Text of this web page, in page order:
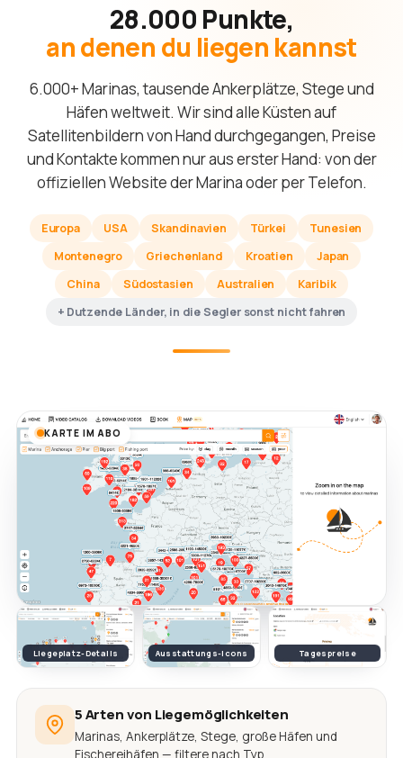
28.000 Punkte,
an denen du liegen kannst
6.000+ Marinas, tausende Ankerplätze, Stege und
Häfen weltweit. Wir sind alle Küsten auf
Satellitenbildern von Hand durchgegangen, Preise
und Kontakte kommen nur aus erster Hand: von der
offiziellen Website der Marina oder per Telefon.
Europa USA Skandinavien Türkei
Tunesien
Montenegro
Griechenland Kroatien
Japan
China
Südostasien Australien
Karibik
+ Dutzende Länder, in die Segler sonst nicht fahren
KARTE IM ABO
Liegeplatz-Details Ausstattungs-Icons Tagespreise
5 Arten von Liegemöglichkeiten
Marinas, Ankerplätze, Stege, große Häfen und
Fischereihäfen — filtere nach Typ.